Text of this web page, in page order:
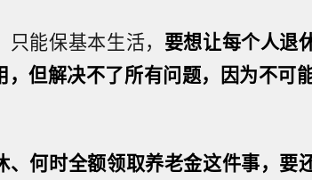
能保基本生活， 要想让每个人退
，但解决不了所有问题，因为不可
何时全额领取养老金这件事，要